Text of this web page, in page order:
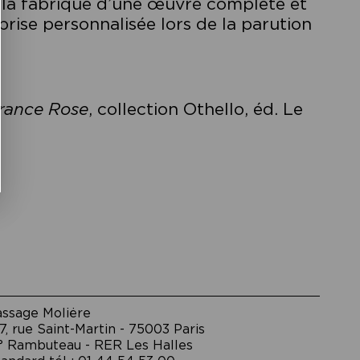
personnalisée lors de la parution
Rose, collection Othello, éd. Le
Moliėre
rue Saint-Martin - 75003 Paris
Rambuteau - RER Les Halles